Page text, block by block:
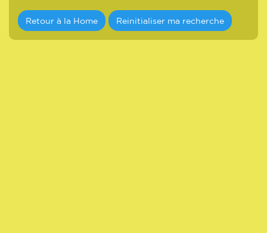
Retour à la Home Reinitialiser ma recherche